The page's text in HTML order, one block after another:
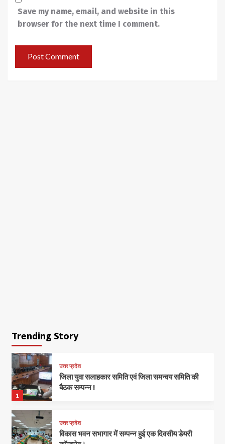
Save my name, email, and website in this
browser for the next time I comment.
Trending Story
1
उत्तर प्रदेश
जिला युवा सलाहकार समिति एवं जिला समन्वय समिति की
बैठक सम्पन्न !
उत्तर प्रदेश
विकास भवन सभागार में सम्पन्न हुई एक दिवसीय डेयरी